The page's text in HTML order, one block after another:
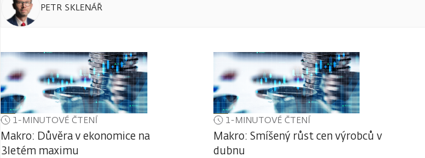
PETR SKLENÁŘ
1-MINUTOVÉ ČTENÍ
Makro: Důvěra v ekonomice na
3letém maximu
1-MINUTOVÉ ČTENÍ
Makro: Smíšený růst cen výrobců v
dubnu